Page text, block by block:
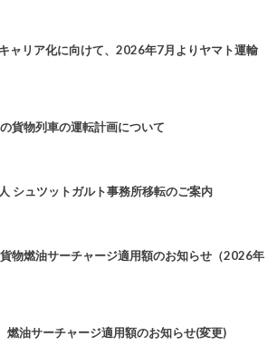
ャリア化に向けて、2026年7月よりヤマト運輸
貨物列車の運転計画について
シュツットガルト事務所移転のご案内
物燃油サーチャージ適用額のお知らせ（2026年
油サーチャージ適用額のお知らせ(変更)